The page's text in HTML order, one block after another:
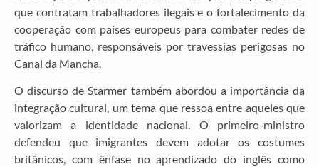
que contratam trabalhadores ilegais e o fortalecimento da
cooperação com países europeus para combater redes de
tráfico humano, responsáveis por travessias perigosas no
Canal da Mancha.
O discurso de Starmer também abordou a importância da
integração cultural, um tema que ressoa entre aqueles que
valorizam a identidade nacional. O primeiro-ministro
defendeu que imigrantes devem adotar os costumes
britânicos, com ênfase no aprendizado do inglês como